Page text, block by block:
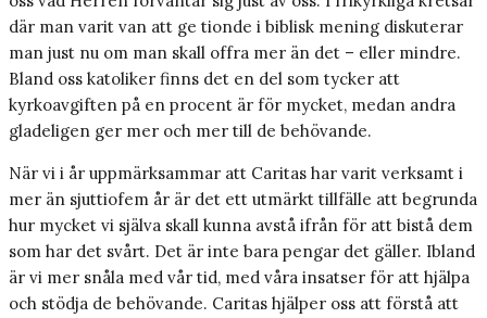
där man varit van att ge tionde i biblisk mening diskuterar
man just nu om man skall offra mer än det – eller mindre.
Bland oss katoliker finns det en del som tycker att
kyrkoavgiften på en procent är för mycket, medan andra
gladeligen ger mer och mer till de behövande.
När vi i år uppmärksammar att ­Caritas har varit verksamt i
mer än sjuttiofem år är det ett utmärkt tillfälle att begrunda
hur mycket vi själva skall kunna avstå ifrån för att bistå dem
som har det svårt. Det är inte bara pengar det gäller. Ibland
är vi mer snåla med vår tid, med våra insatser för att hjälpa
och stödja de behövande. Caritas hjälper oss att förstå att